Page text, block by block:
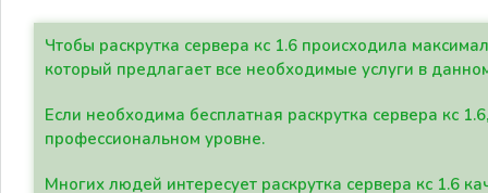
Чтобы раскрутка сервера кс 1.6 происходила
который предлагает все необходимые услуги в
Если необходима бесплатная раскрутка сервера кс
профессиональном уровне.
Многих людей интересует раскрутка сервера кс 1.6